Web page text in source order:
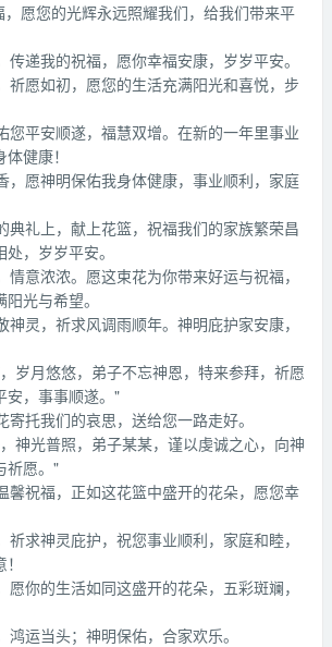
愿您的光辉永远照耀我们，给我们带来平
传递我的祝福，愿你幸福安康，岁岁平安。
祈愿如初，愿您的生活充满阳光和喜悦，步
您平安顺遂，福慧双增。在新的一年里事业
健康！
，愿神明保佑我身体健康，事业顺利，家庭
典礼上，献上花篮，祝福我们的家族繁荣昌
，岁岁平安。
情意浓浓。愿这束花为你带来好运与祝福，
光与希望。
神灵，祈求风调雨顺年。神明庇护家安康，
岁月悠悠，弟子不忘神恩，特来参拜，祈愿
安，事事顺遂。"
寄托我们的哀思，送给您一路走好。
神光普照，弟子某某，谨以虔诚之心，向神
祈愿。"
馨祝福，正如这花篮中盛开的花朵，愿您幸
祈求神灵庇护，祝您事业顺利，家庭和睦，
愿你的生活如同这盛开的花朵，五彩斑斓，
鸿运当头；神明保佑，合家欢乐。